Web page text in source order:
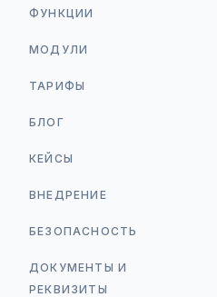
ФУНКЦИИ
МОДУЛИ
ТАРИФЫ
БЛОГ
КЕЙСЫ
ВНЕДРЕНИЕ
БЕЗОПАСНОСТЬ
ДОКУМЕНТЫ И
РЕКВИЗИТЫ